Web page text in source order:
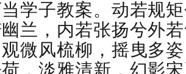
学子教案。动若规
兰，内若张扬兮外
微风梳柳，摇曳多
，淡雅清新，幻影